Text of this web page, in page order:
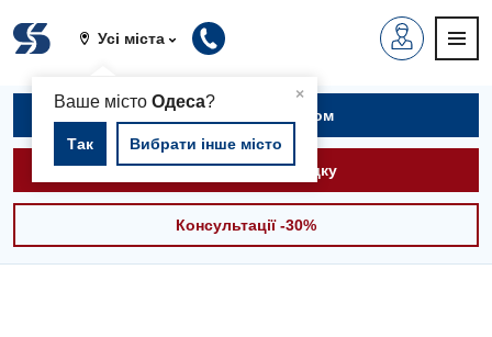
Усі міста
×
Ваше містоОдеса?
Так Вибрати інше місто
Записатися на прийом
Викликати швидку
Консультації -30%